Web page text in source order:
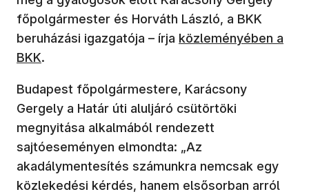
főpolgármester és Horváth László, a BKK
beruházási igazgatója – írja közleményében a
BKK.
Budapest főpolgármestere, Karácsony
Gergely a Határ úti aluljáró csütörtöki
megnyitása alkalmából rendezett
sajtóeseményen elmondta: „Az
akadálymentesítés számunkra nemcsak egy
közlekedési kérdés, hanem elsősorban arról